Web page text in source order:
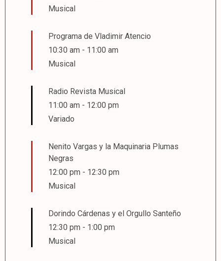
Musical
Programa de Vladimir Atencio
10:30 am - 11:00 am
Musical
Radio Revista Musical
11:00 am - 12:00 pm
Variado
Nenito Vargas y la Maquinaria Plumas
Negras
12:00 pm - 12:30 pm
Musical
Dorindo Cárdenas y el Orgullo Santeño
12:30 pm - 1:00 pm
Musical